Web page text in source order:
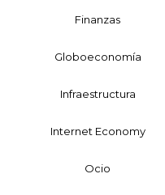
Finanzas
Globoeconomía
Infraestructura
Internet Economy
Ocio